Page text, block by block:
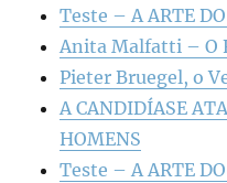
Teste – A ARTE
Anita Malfatti – O
Pieter Bruegel, o
A CANDIDÍASE
HOMENS
Teste – A ARTE